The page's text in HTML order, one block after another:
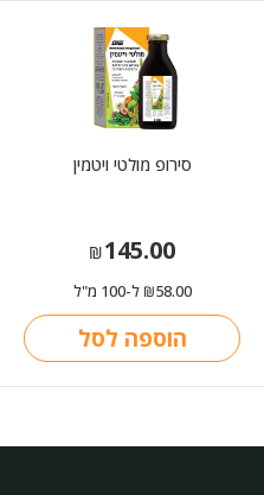
סירופ מולטי ויטמין
₪145.00
₪58.00 ל-100 מ"ל
הוספה לסל